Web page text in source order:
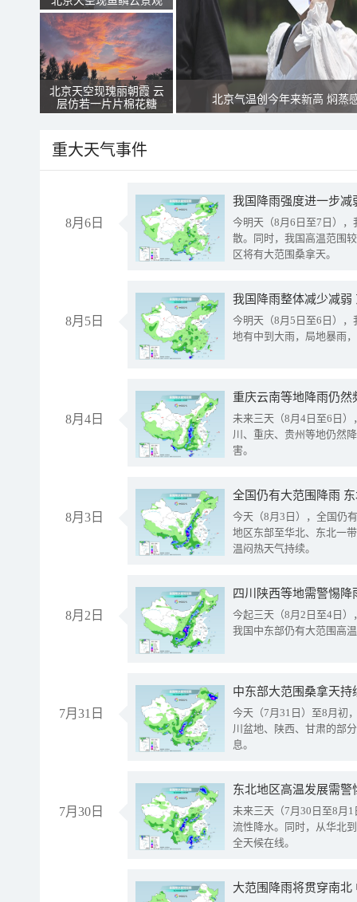
北京天空现瑰丽朝霞 云
层仿若一片片棉花糖
北京气温创今年来新高 焖蒸
重大天气事件
8月6日
今明天（8月6日至7日）
散。同时，我国高温范围
区将有大范围桑拿天。
8月5日
我国降雨整体减少减弱
今明天（8月5日至6日）
地有中到大雨，局地暴雨
8月4日
重庆云南等地降雨仍然
未来三天（8月4日至6日
川、重庆、贵州等地仍然
害。
8月3日
全国仍有大范围降雨
今天（8月3日），全国仍
地区东部至华北、东北一
温闷热天气持续。
8月2日
今起三天（8月2日至4日
我国中东部仍有大范围高
7月31日
中东部大范围桑拿天
今天（7月31日）至8月初
川盆地、陕西、甘肃的部
息。
7月30日
东北地区高温发展需
未来三天（7月30日至8月
流性降水。同时，从华北
全天候在线。
大范围降雨将贯穿南